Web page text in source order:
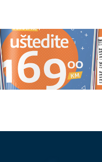
nevrijeme, ali i